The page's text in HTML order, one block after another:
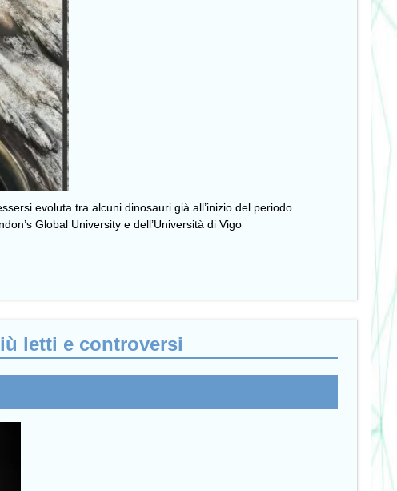
evoluta tra alcuni dinosauri già all’inizio del periodo
Global University e dell’Università di Vigo
letti e controversi